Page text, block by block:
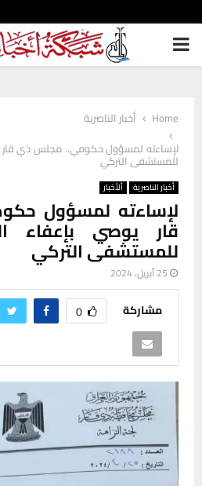
PRIMARY
Home
أخبار الناصرية
لإساءته لمسؤول حكومي.. مجلس ذي قار
للمستشفى التركي
أخبار الناصرية ألأخبار
لإساءته لمسؤول
قار يوصي بإعفاء
للمستشفى التركي
25 أبريل، 2024
مشاركة 0